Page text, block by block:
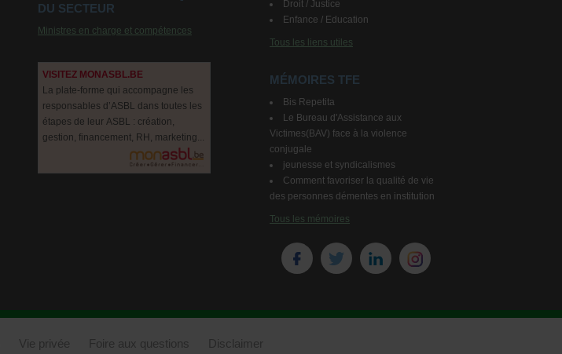
DU SECTEUR
Ministres en charge et compétences
VISITEZ MONASBL.BE
La plate-forme qui accompagne les
responsables d’ASBL dans toutes les
étapes de leur ASBL : création,
gestion, financement, RH, marketing...
Droit / Justice
Enfance / Education
Tous les liens utiles
MÉMOIRES TFE
Bis Repetita
Le Bureau d'Assistance aux
Victimes(BAV) face à la violence
conjugale
jeunesse et syndicalismes
Comment favoriser la qualité de vie
des personnes démentes en institution
Tous les mémoires
Vie privée Foire aux questions Disclaimer